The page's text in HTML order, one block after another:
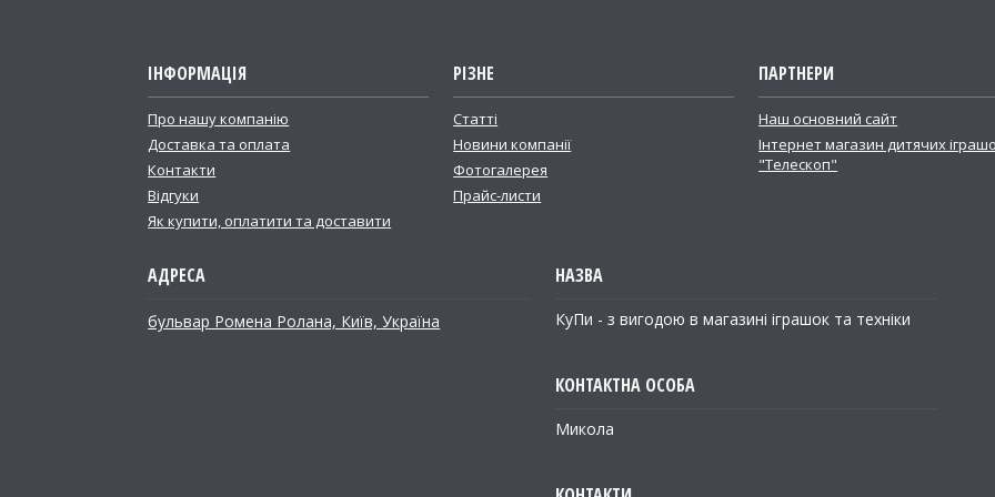
ІНФОРМАЦІЯ
Про нашу компанію
Доставка та оплата
Контакти
Відгуки
Як купити, оплатити та доставити
РІЗНЕ
Статті
Новини компанії
Фотогалерея
Прайс-листи
ПАРТНЕРИ
Наш основний сайт
Інтернет магазин дитячих
"Телескоп"
бульвар Ромена Ролана, Київ, Україна КуПи - з вигодою в магазині іграшок та техніки
Микола